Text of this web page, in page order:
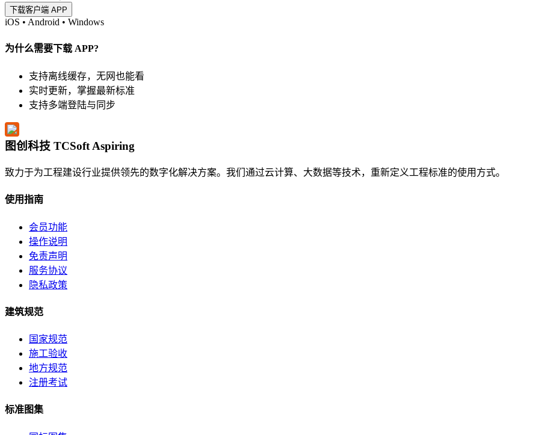
下载客户端 APP
iOS • Android • Windows
为什么需要下载 APP?
支持离线缓存，无网也能看
实时更新，掌握最新标准
支持多端登陆与同步
图创科技 TCSoft Aspiring
致力于为工程建设行业提供领先的数字化解决方案。我们通过云计算、大数据等技术，重新定义工程标准的使用方式。
使用指南
会员功能
操作说明
免责声明
服务协议
隐私政策
建筑规范
国家规范
施工验收
地方规范
注册考试
标准图集